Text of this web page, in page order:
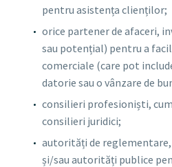
pentru asistența clienților;
orice partener de afaceri,
sau potențial) pentru a
comerciale (care pot
datorie sau o vânzare de
consilieri profesioniști,
consilieri juridici;
autorități de
și/sau autorități publice